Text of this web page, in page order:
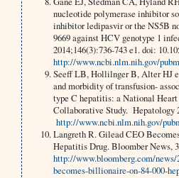
nucleotide polymerase inhibitor
inhibitor ledipasvir or the NS5B
9669 against HCV genotype 1
2014;146(3):736-743 e1. doi:
http://www.ncbi.nlm.nih.gov/
Seeff LB, Hollilnger B, Alter HJ
and morbidity of transfusion-
type C hepatitis: a National
Collaborative Study. Hepatology
http://www.ncbi.nlm.nih.gov/
Langreth R. Gilead CEO
Hepatitis Drug. Bloomber News,
http://www.bloomberg.com/
becomes-billionaire-on-84-000-